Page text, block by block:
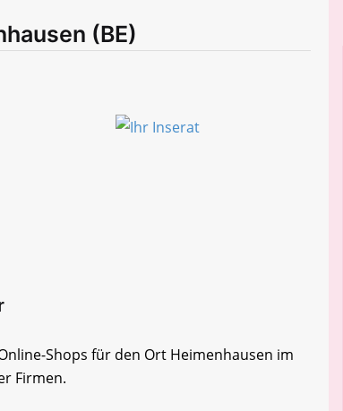
(BE)
Shops für den Ort Heimenhausen im
Firmen.